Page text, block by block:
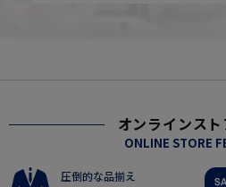
オンラインス
ONLINE STORE
圧倒的な品揃え